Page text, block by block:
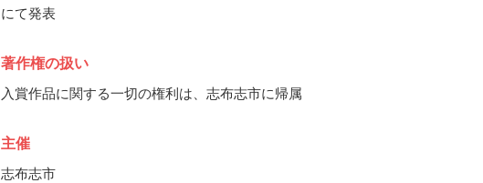
にて発表
著作権の扱い
入賞作品に関する一切の権利は、志布志市に帰属
主催
志布志市